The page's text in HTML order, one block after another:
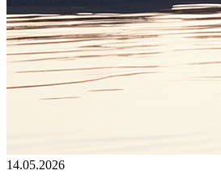
14.05.2026